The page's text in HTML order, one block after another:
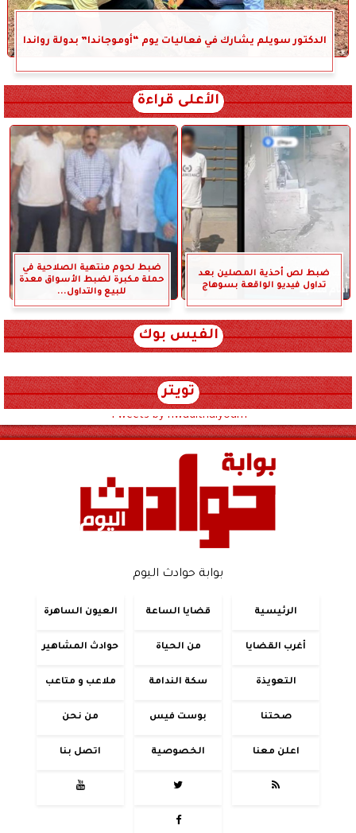
الدكتور سويلم يشارك في فعاليات يوم “أوموجاندا” بدولة رواندا
الأعلى قراءة
ضبط لص أحذية المصلين بعد
تداول فيديو الواقعة بسوهاج
ضبط لحوم منتهية الصلاحية في
حملة مكبرة لضبط الأسواق معدة
للبيع والتداول...
الفيس بوك
تويتر
Tweets by hwadithalyoum
بوابة حوادث اليوم
الرئيسية قضايا الساعة العيون الساهرة
أغرب القضايا من الحياة حوادث المشاهير
التعويذة سكة الندامة ملاعب و متاعب
صحتنا بوست فيس من نحن
اعلن معنا الخصوصية اتصل بنا



